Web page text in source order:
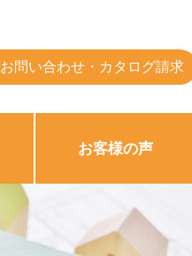
お問い合わせ・カタログ請求
お客様の声